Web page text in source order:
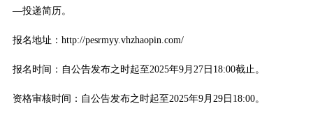
—投递简历。
报名地址：http://pesrmyy.vhzhaopin.com/
报名时间：自公告发布之时起至2025年9月27日18:00截止。
资格审核时间：自公告发布之时起至2025年9月29日18:00。